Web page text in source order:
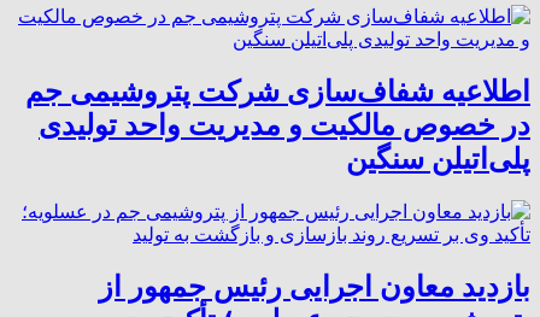
اطلاعیه شفاف‌سازی شرکت پتروشیمی جم
در خصوص مالکیت و مدیریت واحد تولیدی
پلی‌اتیلن سنگین
بازدید معاون اجرایی رئیس جمهور از